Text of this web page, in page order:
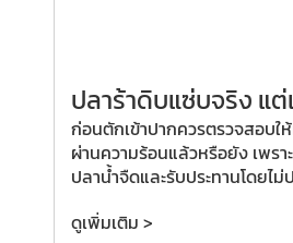
ปลาร้าดิบแซ่บจริง แต่
ก่อนตักเข้าปากควรตรวจสอบให้
ผ่านความร้อนแล้วหรือยัง เพรา
ปลาน้ำจืดและรับประทานโดยไ
ดูเพิ่มเติม >